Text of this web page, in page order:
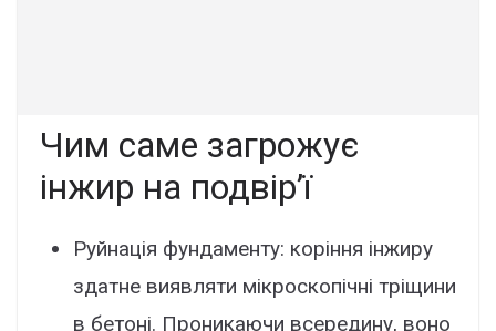
Чим саме загрожує
інжир на подвір’ї
Руйнація фундаменту: коріння інжиру
здатне виявляти мікроскопічні тріщини
в бетоні. Проникаючи всередину, воно